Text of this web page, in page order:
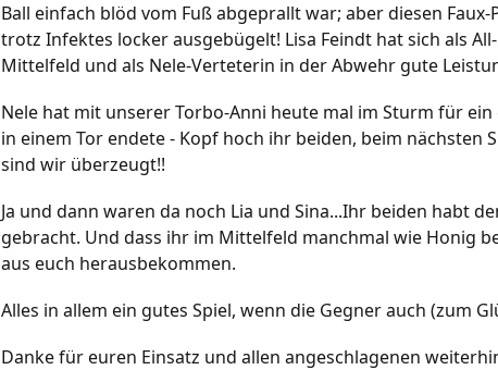
Ball einfach blöd vom Fuß abgeprallt war; aber diesen
trotz Infektes locker ausgebügelt! Lisa Feindt hat sich als
Mittelfeld und als Nele-Verteterin in der Abwehr gute
Nele hat mit unserer Torbo-Anni heute mal im Sturm für
in einem Tor endete - Kopf hoch ihr beiden, beim nächsten
sind wir überzeugt!!
Ja und dann waren da noch Lia und Sina...Ihr beiden habt
gebracht. Und dass ihr im Mittelfeld manchmal wie Honig
aus euch herausbekommen.
Alles in allem ein gutes Spiel, wenn die Gegner auch (zum
Danke für euren Einsatz und allen angeschlagenen